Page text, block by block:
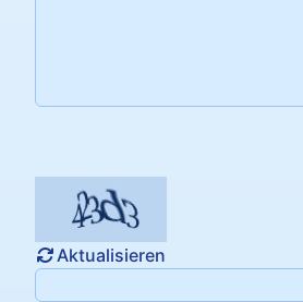
Aktualisieren